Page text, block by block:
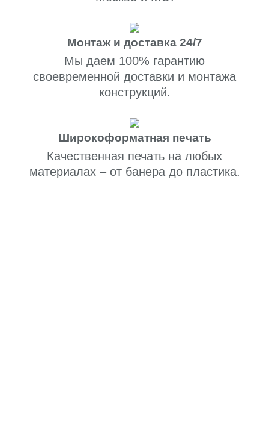
Монтаж и доставка 24/7
Мы даем 100% гарантию
своевременной доставки и монтажа
конструкций.
Широкоформатная печать
Качественная печать на любых
материалах – от банера до пластика.